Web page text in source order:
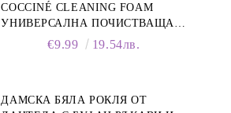
COCCINÉ CLEANING FOAM
УНИВЕРСАЛНА ПОЧИСТВАЩА
ПЯНА ЗА ОБУВКИ, 150 МЛ
€9.99 19.54лв.
ДАМСКА БЯЛА РОКЛЯ ОТ